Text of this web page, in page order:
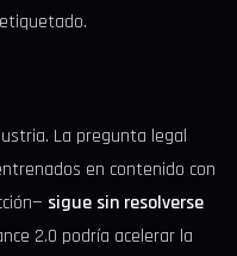
La pregunta legal
en contenido con
sigue sin resolverse
2.0 podría acelerar la